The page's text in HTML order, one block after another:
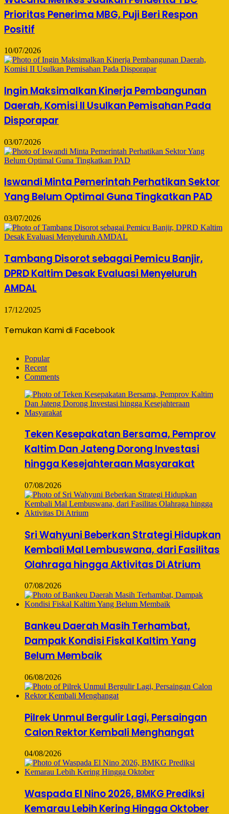
Prioritas Penerima MBG, Puji Beri Respon
Positif
10/07/2026
Ingin Maksimalkan Kinerja Pembangunan
Daerah, Komisi II Usulkan Pemisahan Pada
Disporapar
03/07/2026
Iswandi Minta Pemerintah Perhatikan Sektor
Yang Belum Optimal Guna Tingkatkan PAD
03/07/2026
Tambang Disorot sebagai Pemicu Banjir,
DPRD Kaltim Desak Evaluasi Menyeluruh
AMDAL
17/12/2025
Temukan Kami di Facebook
Popular
Recent
Comments
Teken Kesepakatan Bersama, Pemprov
Kaltim Dan Jateng Dorong Investasi
hingga Kesejahteraan Masyarakat
07/08/2026
Sri Wahyuni Beberkan Strategi Hidupkan
Kembali Mal Lembuswana, dari Fasilitas
Olahraga hingga Aktivitas Di Atrium
07/08/2026
Bankeu Daerah Masih Terhambat,
Dampak Kondisi Fiskal Kaltim Yang
Belum Membaik
06/08/2026
Pilrek Unmul Bergulir Lagi, Persaingan
Calon Rektor Kembali Menghangat
04/08/2026
Waspada El Nino 2026, BMKG Prediksi
Kemarau Lebih Kering Hingga Oktober